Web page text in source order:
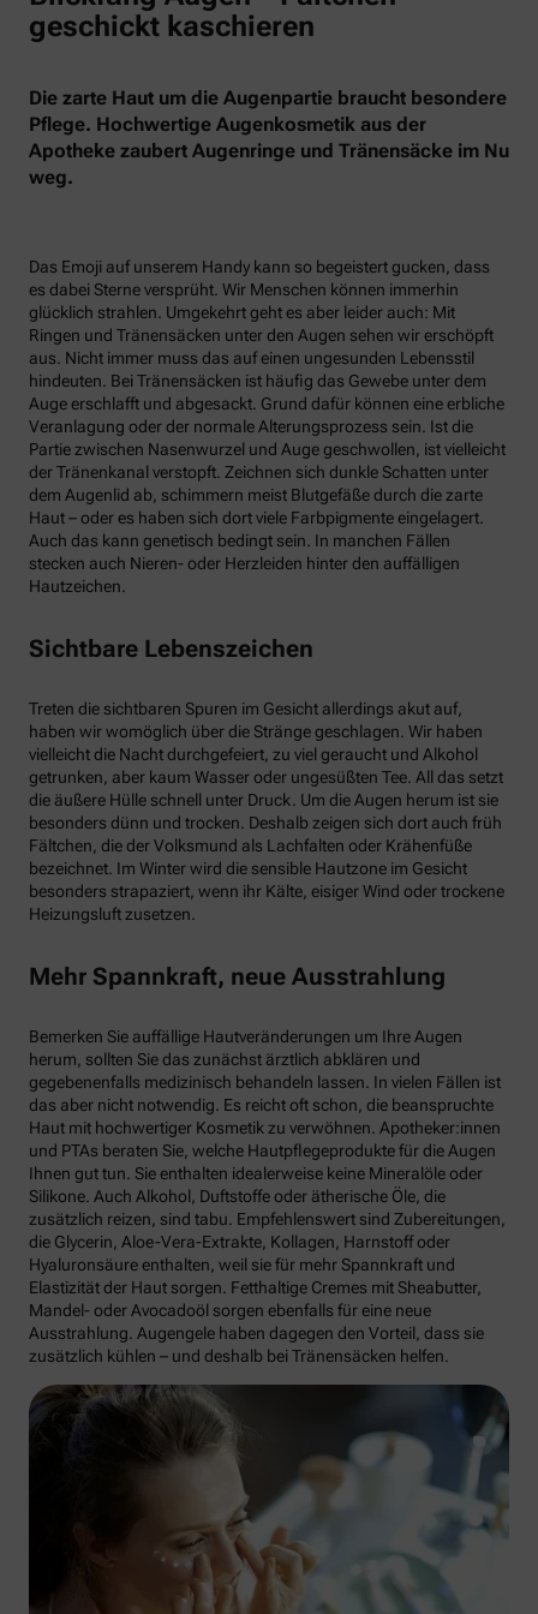
geschickt kaschieren
Die zarte Haut um die Augenpartie braucht besondere
Pflege. Hochwertige Augenkosmetik aus der
Apotheke zaubert Augenringe und Tränensäcke im Nu
weg.
Das Emoji auf unserem Handy kann so begeistert gucken, dass
es dabei Sterne versprüht. Wir Menschen können immerhin
glücklich strahlen. Umgekehrt geht es aber leider auch: Mit
Ringen und Tränensäcken unter den Augen sehen wir erschöpft
aus. Nicht immer muss das auf einen ungesunden Lebensstil
hindeuten. Bei Tränensäcken ist häufig das Gewebe unter dem
Auge erschlafft und abgesackt. Grund dafür können eine erbliche
Veranlagung oder der normale Alterungsprozess sein. Ist die
Partie zwischen Nasenwurzel und Auge geschwollen, ist vielleicht
der Tränenkanal verstopft. Zeichnen sich dunkle Schatten unter
dem Augenlid ab, schimmern meist Blutgefäße durch die zarte
Haut – oder es haben sich dort viele Farbpigmente eingelagert.
Auch das kann genetisch bedingt sein. In manchen Fällen
stecken auch Nieren- oder Herzleiden hinter den auffälligen
Hautzeichen.
Sichtbare Lebenszeichen
Treten die sichtbaren Spuren im Gesicht allerdings akut auf,
haben wir womöglich über die Stränge geschlagen. Wir haben
vielleicht die Nacht durchgefeiert, zu viel geraucht und Alkohol
getrunken, aber kaum Wasser oder ungesüßten Tee. All das setzt
die äußere Hülle schnell unter Druck. Um die Augen herum ist sie
besonders dünn und trocken. Deshalb zeigen sich dort auch früh
Fältchen, die der Volksmund als Lachfalten oder Krähenfüße
bezeichnet. Im Winter wird die sensible Hautzone im Gesicht
besonders strapaziert, wenn ihr Kälte, eisiger Wind oder trockene
Heizungsluft zusetzen.
Mehr Spannkraft, neue Ausstrahlung
Bemerken Sie auffällige Hautveränderungen um Ihre Augen
herum, sollten Sie das zunächst ärztlich abklären und
gegebenenfalls medizinisch behandeln lassen. In vielen Fällen ist
das aber nicht notwendig. Es reicht oft schon, die beanspruchte
Haut mit hochwertiger Kosmetik zu verwöhnen. Apotheker:innen
und PTAs beraten Sie, welche Hautpflegeprodukte für die Augen
Ihnen gut tun. Sie enthalten idealerweise keine Mineralöle oder
Silikone. Auch Alkohol, Duftstoffe oder ätherische Öle, die
zusätzlich reizen, sind tabu. Empfehlenswert sind Zubereitungen,
die Glycerin, Aloe-Vera-Extrakte, Kollagen, Harnstoff oder
Hyaluronsäure enthalten, weil sie für mehr Spannkraft und
Elastizität der Haut sorgen. Fetthaltige Cremes mit Sheabutter,
Mandel- oder Avocadoöl sorgen ebenfalls für eine neue
Ausstrahlung. Augengele haben dagegen den Vorteil, dass sie
zusätzlich kühlen – und deshalb bei Tränensäcken helfen.